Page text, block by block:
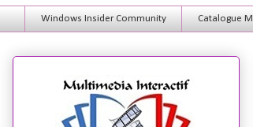
Windows Insider Community Catalogue